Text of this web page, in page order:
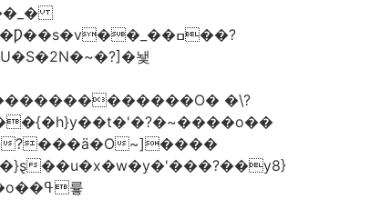
뇇
�\?
��u�x�w�y�'���?��y8}